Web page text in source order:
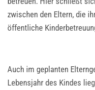
zwischen den Eltern, die
öffentliche
Auch im geplanten
Lebensjahr des Kindes